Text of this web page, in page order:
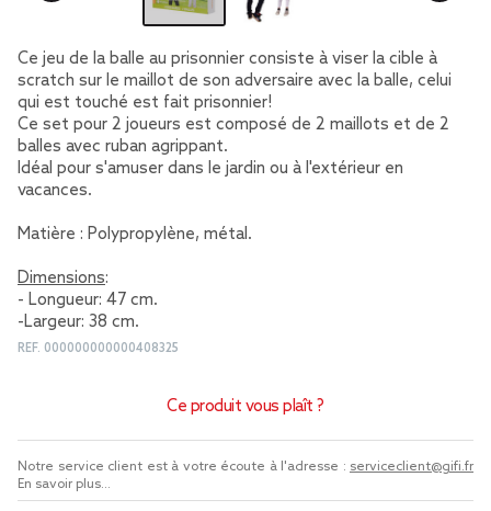
Ce jeu de la balle au prisonnier consiste à viser la cible à
scratch sur le maillot de son adversaire avec la balle, celui
qui est touché est fait prisonnier!
Ce set pour 2 joueurs est composé de 2 maillots et de 2
balles avec ruban agrippant.
Idéal pour s'amuser dans le jardin ou à l'extérieur en
vacances.
Matière : Polypropylène, métal.
Dimensions:
- Longueur: 47 cm.
-Largeur: 38 cm.
REF. 000000000000408325
Ce produit vous plaît ?
Notre service client est à votre écoute à l'adresse : serviceclient@gifi.fr
En savoir plus...